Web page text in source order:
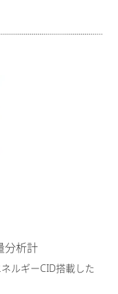
分析計
ルギーCID搭載した